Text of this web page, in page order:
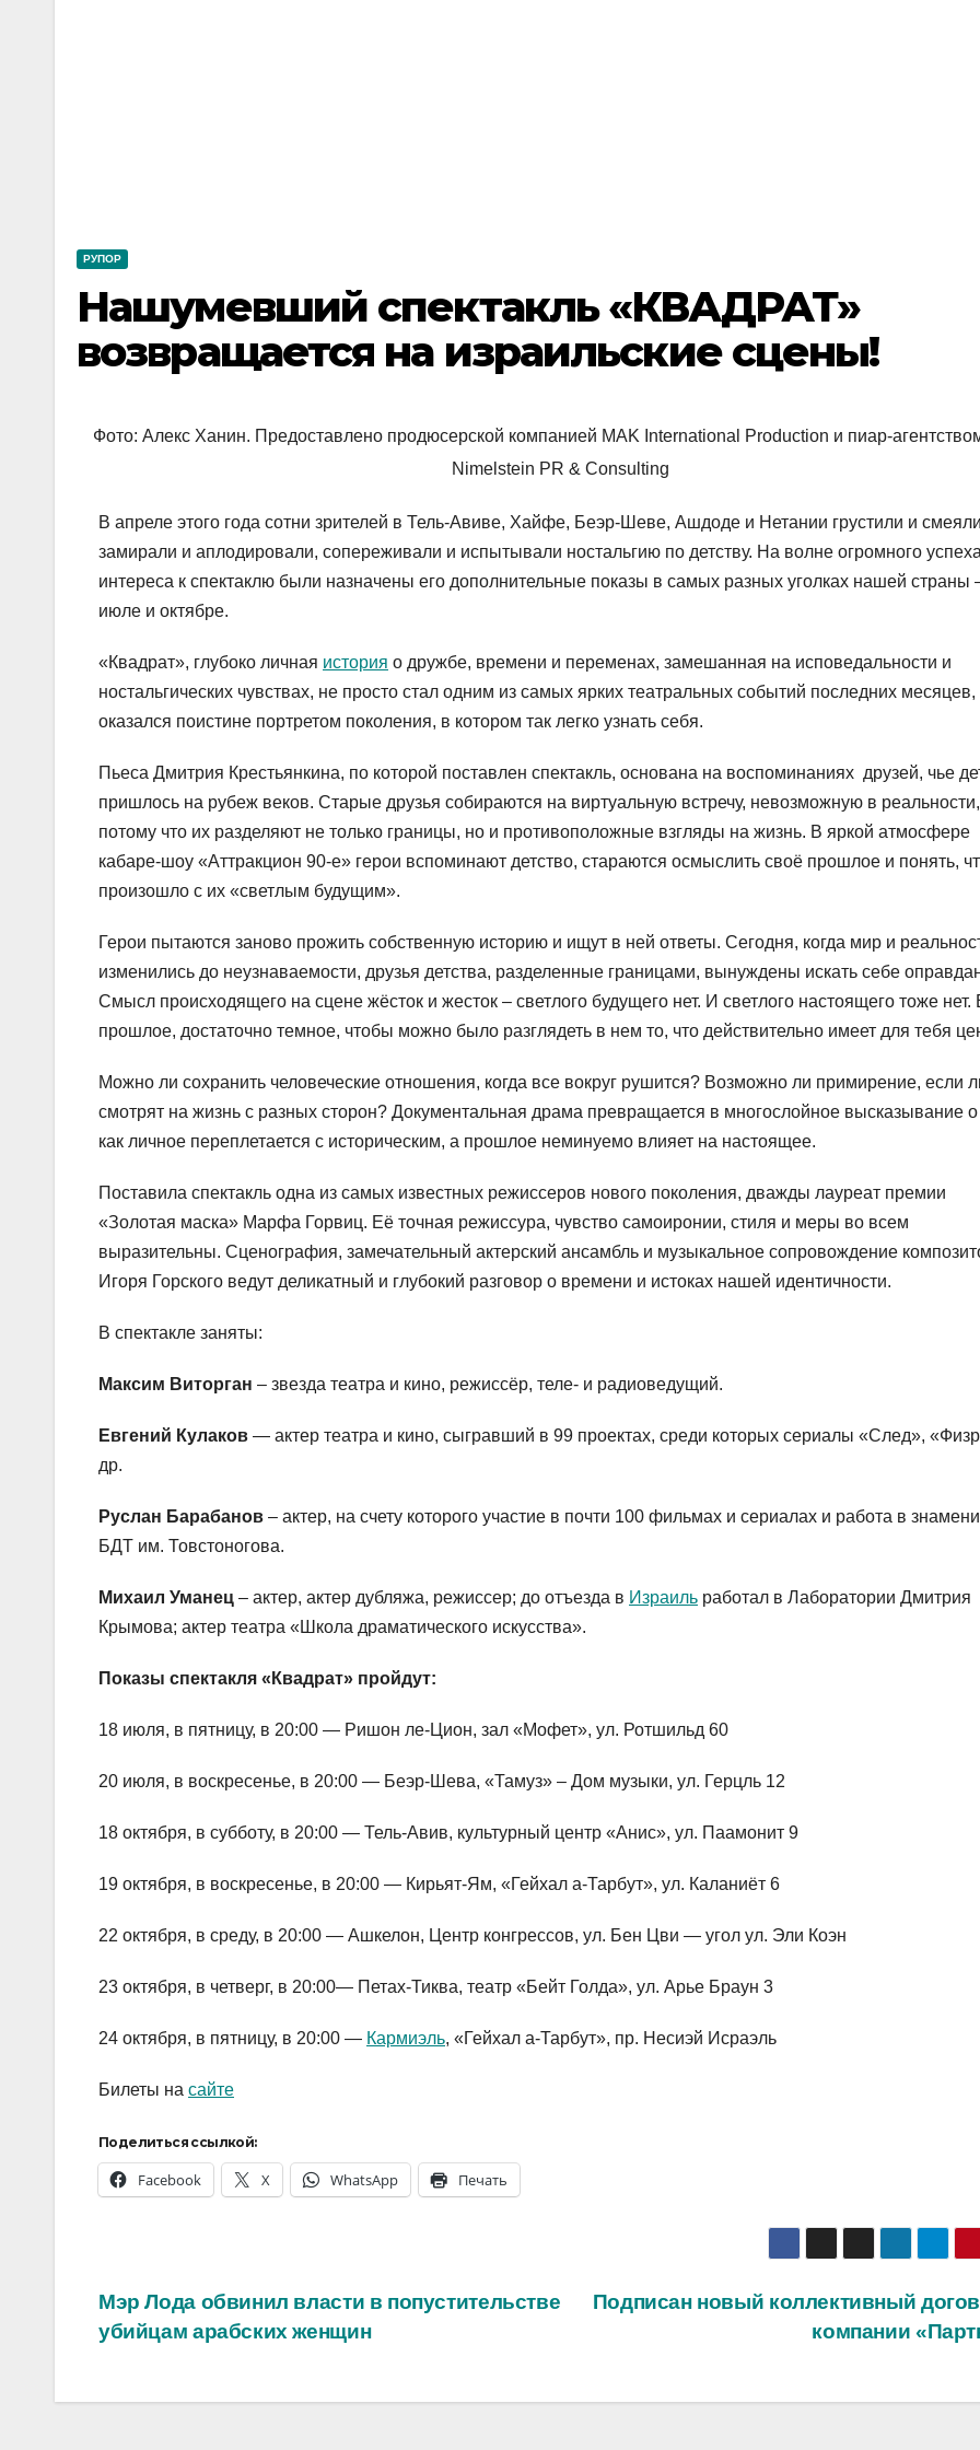
РУПОР
Нашумевший спектакль «КВАДРАТ»
возвращается на израильские сцены!
Фото: Алекс Ханин. Предоставлено продюсерской компанией MAK International Production и пиар-
Nimelstein PR & Consulting
В апреле этого года сотни зрителей в Тель-Авиве, Хайфе, Беэр-Шеве, Ашдоде и Нетании грустили и
замирали и аплодировали, сопереживали и испытывали ностальгию по детству. На волне огромного
интереса к спектаклю были назначены его дополнительные показы в самых разных уголках нашей страны
июле и октябре.
«Квадрат», глубоко личная история о дружбе, времени и переменах, замешанная на исповедальности и
ностальгических чувствах, не просто стал одним из самых ярких театральных событий последних месяцев,
оказался поистине портретом поколения, в котором так легко узнать себя.
Пьеса Дмитрия Крестьянкина, по которой поставлен спектакль, основана на воспоминаниях друзей, чье
пришлось на рубеж веков. Старые друзья собираются на виртуальную встречу, невозможную в реальности,
потому что их разделяют не только границы, но и противоположные взгляды на жизнь. В яркой атмосфере
кабаре-шоу «Аттракцион 90-е» герои вспоминают детство, стараются осмыслить своё прошлое и понять,
произошло с их «светлым будущим».
Герои пытаются заново прожить собственную историю и ищут в ней ответы. Сегодня, когда мир и
изменились до неузнаваемости, друзья детства, разделенные границами, вынуждены искать себе
Смысл происходящего на сцене жёсток и жесток – светлого будущего нет. И светлого настоящего тоже нет.
прошлое, достаточно темное, чтобы можно было разглядеть в нем то, что действительно имеет для тебя
Можно ли сохранить человеческие отношения, когда все вокруг рушится? Возможно ли примирение, если
смотрят на жизнь с разных сторон? Документальная драма превращается в многослойное высказывание
как личное переплетается с историческим, а прошлое неминуемо влияет на настоящее.
Поставила спектакль одна из самых известных режиссеров нового поколения, дважды лауреат премии
«Золотая маска» Марфа Горвиц. Её точная режиссура, чувство самоиронии, стиля и меры во всем
выразительны. Сценография, замечательный актерский ансамбль и музыкальное сопровождение
Игоря Горского ведут деликатный и глубокий разговор о времени и истоках нашей идентичности.
В спектакле заняты:
Максим Виторган – звезда театра и кино, режиссёр, теле- и радиоведущий.
Евгений Кулаков — актер театра и кино, сыгравший в 99 проектах, среди которых сериалы «След»,
др.
Руслан Барабанов – актер, на счету которого участие в почти 100 фильмах и сериалах и работа в
БДТ им. Товстоногова.
Михаил Уманец – актер, актер дубляжа, режиссер; до отъезда в Израиль работал в Лаборатории Дмитрия
Крымова; актер театра «Школа драматического искусства».
Показы спектакля «Квадрат» пройдут:
18 июля, в пятницу, в 20:00 — Ришон ле-Цион, зал «Мофет», ул. Ротшильд 60
20 июля, в воскресенье, в 20:00 — Беэр-Шева, «Тамуз» – Дом музыки, ул. Герцль 12
18 октября, в субботу, в 20:00 — Тель-Авив, культурный центр «Анис», ул. Паамонит 9
19 октября, в воскресенье, в 20:00 — Кирьят-Ям, «Гейхал а-Тарбут», ул. Каланиёт 6
22 октября, в среду, в 20:00 — Ашкелон, Центр конгрессов, ул. Бен Цви — угол ул. Эли Коэн
23 октября, в четверг, в 20:00— Петах-Тиква, театр «Бейт Голда», ул. Арье Браун 3
24 октября, в пятницу, в 20:00 — Кармиэль, «Гейхал а-Тарбут», пр. Несиэй Исраэль
Билеты на сайте
Поделиться ссылкой:
Facebook X WhatsApp Печать
Навигация
по
записям
Подписан новый коллективный
компании
Мэр Лода обвинил власти в попустительстве
убийцам арабских женщин